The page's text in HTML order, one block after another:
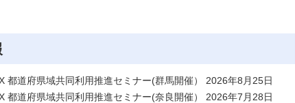
都道府県域共同利用推進セミナー(群馬開催） 2026年8月25日
都道府県域共同利用推進セミナー(奈良開催） 2026年7月28日